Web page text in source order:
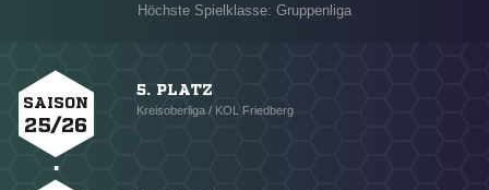
Höchste Spielklasse: Gruppenliga
SAISON
25/26
5. PLATZ
Kreisoberliga / KOL Friedberg